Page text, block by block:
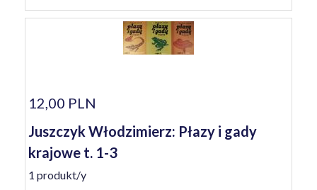
12,00 PLN
Juszczyk Włodzimierz: Płazy i gady
krajowe t. 1-3
1 produkt/y